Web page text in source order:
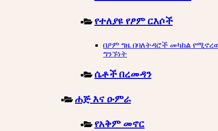
የተለያዩ የፆም ርእሶች
በፆም ግዜ በባለትዳሮች መካከል
ግንኙነት
ሴቶች በረመዳን
ሐጅ እና ዑምራ
የአቅም መኖር